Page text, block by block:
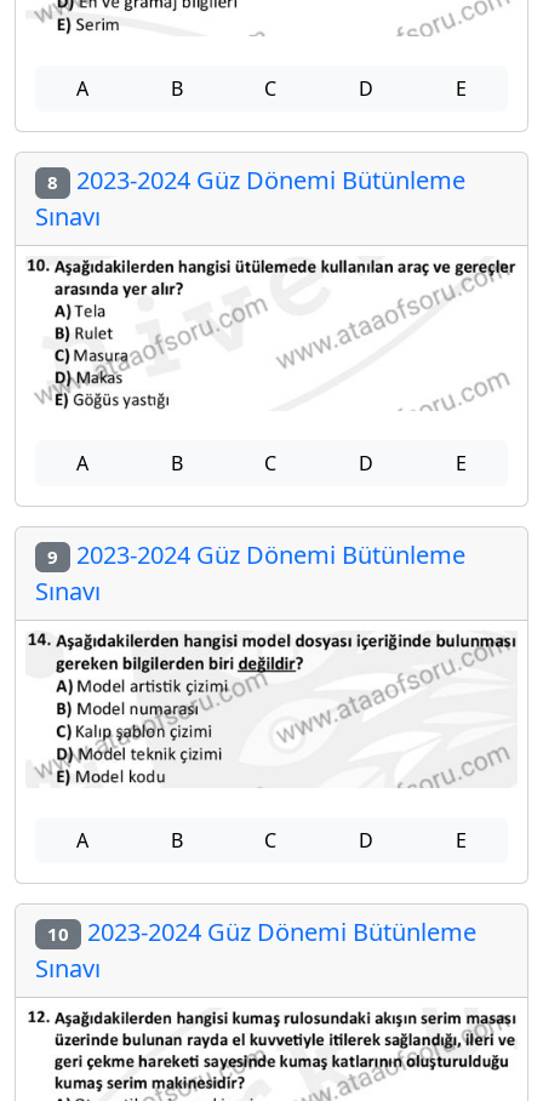
A B C D E
8 2023-2024 Güz Dönemi Bütünleme
Sınavı
A B C D E
9 2023-2024 Güz Dönemi Bütünleme
Sınavı
A B C D E
10 2023-2024 Güz Dönemi Bütünleme
Sınavı